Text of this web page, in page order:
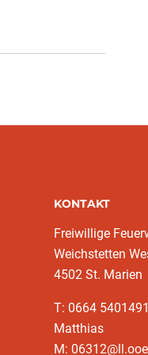
KONTAKT
Freiwillige
Weichstetten
4502 St. Marien
T: 0664
Matthias
M: